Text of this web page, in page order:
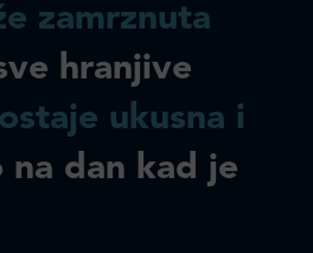
zamrznuta
hranjive
ostaje ukusna i
na dan kad je